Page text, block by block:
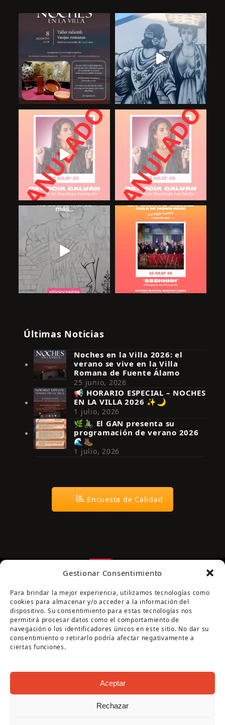
Gestionar Consentimiento
Para brindar la mejor experiencia, utilizamos tecnologías como
cookies para almacenar y/o acceder a la información del
dispositivo. Su consentimiento para estas tecnologías nos
permitirá procesar datos como el comportamiento de
navegación o los identificadores únicos en este sitio. No dar su
consentimiento o retirarlo podría afectar negativamente a
ciertas funciones.
Aceptar
Rechazar
Síguenos en Instagram
Últimas Noticias
Noches en la Villa 2026: el
verano se vive en la Villa
Romana de Fuente Álamo
25 junio, 2026
📢 HORARIO ESPECIAL – NOCHES
EN LA VILLA 2026 ✨🌙
1 julio, 2026
🌿🚴‍♂️ El GAN presenta su
programación de verano 2026
🌊🥾
1 julio, 2026
Encuesta de Calidad
Página cofinanciada por la Diputación de Córdoba